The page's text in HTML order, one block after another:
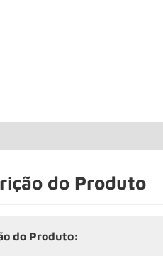
do Produto
do Produto: